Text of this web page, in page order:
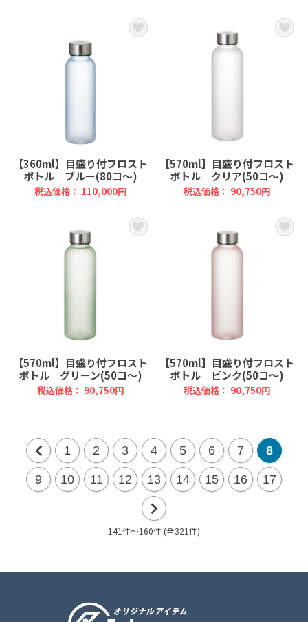
【360ml】目盛り付フロスト
ボトル ブルー(80コ～)
税込価格： 110,000円
【570ml】目盛り付フロスト
ボトル クリア(50コ～)
税込価格： 90,750円
【570ml】目盛り付フロスト
ボトル グリーン(50コ～)
税込価格： 90,750円
【570ml】目盛り付フロスト
ボトル ピンク(50コ～)
税込価格： 90,750円
前
1 2 3 4 5 6 7 8
9 10 11 12 13 14 15 16 17
次
141件～160件 (全321件)